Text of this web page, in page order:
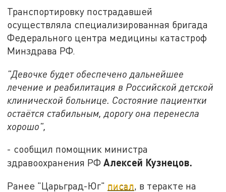
Транспортировку пострадавшей
осуществляла специализированная бригада
Федерального центра медицины катастроф
Минздрава РФ.
"Девочке будет обеспечено дальнейшее
лечение и реабилитация в Российской детской
клинической больнице. Состояние пациентки
остаётся стабильным, дорогу она перенесла
хорошо",
- сообщил помощник министра
здравоохранения РФАлексей Кузнецов.
Ранее "Царьград-Юг" писал, в теракте на